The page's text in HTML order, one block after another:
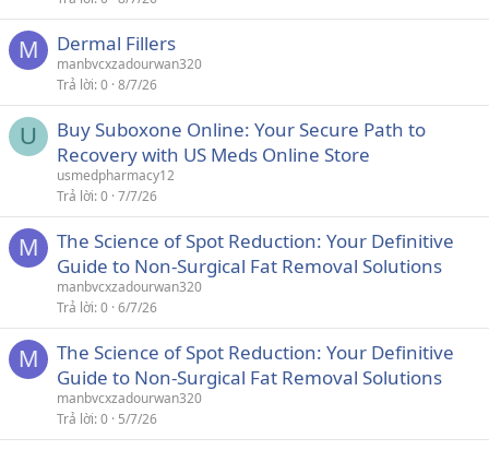
M Dermal Fillers
manbvcxzadourwan320
Trả lời 0 8/7/26
U
Buy Suboxone Online: Your Secure Path to
Recovery with US Meds Online Store
usmedpharmacy12
Trả lời 0 7/7/26
M
The Science of Spot Reduction: Your Definitive
Guide to Non-Surgical Fat Removal Solutions
manbvcxzadourwan320
Trả lời 0 6/7/26
M
The Science of Spot Reduction: Your Definitive
Guide to Non-Surgical Fat Removal Solutions
manbvcxzadourwan320
Trả lời 0 5/7/26